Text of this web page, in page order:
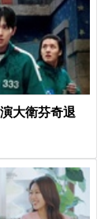
大衛芬奇退